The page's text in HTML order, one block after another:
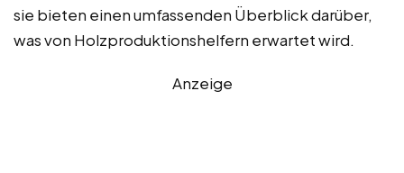
sie bieten einen umfassenden Überblick darüber,
was von Holzproduktionshelfern erwartet wird.
Anzeige